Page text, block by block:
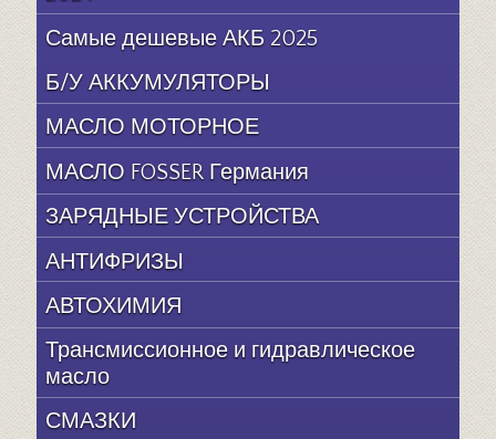
Самые дешевые АКБ 2025
Б/У АККУМУЛЯТОРЫ
МАСЛО МОТОРНОЕ
МАСЛО FOSSER Германия
ЗАРЯДНЫЕ УСТРОЙСТВА
АНТИФРИЗЫ
АВТОХИМИЯ
Трансмиссионное и гидравлическое
масло
СМАЗКИ